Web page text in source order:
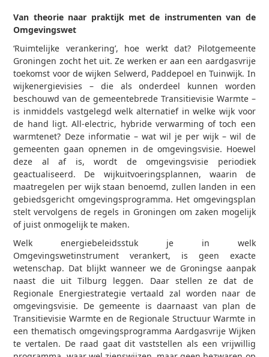
Van theorie naar praktijk met de instrumenten van de
Omgevingswet
‘Ruimtelijke verankering’, hoe werkt dat? Pilotgemeente
Groningen zocht het uit. Ze werken er aan een aardgasvrije
toekomst voor de wijken Selwerd, Paddepoel en Tuinwijk. In
wijkenergievisies – die als onderdeel kunnen worden
beschouwd van de gemeentebrede Transitievisie Warmte –
is inmiddels vastgelegd welk alternatief in welke wijk voor
de hand ligt. All-electric, hybride verwarming of toch een
warmtenet? Deze informatie – wat wil je per wijk – wil de
gemeenten gaan opnemen in de omgevingsvisie. Hoewel
deze al af is, wordt de omgevingsvisie periodiek
geactualiseerd. De wijkuitvoeringsplannen, waarin de
maatregelen per wijk staan benoemd, zullen landen in een
gebiedsgericht omgevingsprogramma. Het omgevingsplan
stelt vervolgens de regels in Groningen om zaken mogelijk
of juist onmogelijk te maken.
Welk energiebeleidsstuk je in welk
Omgevingswetinstrument verankert, is geen exacte
wetenschap. Dat blijkt wanneer we de Groningse aanpak
naast die uit Tilburg leggen. Daar stellen ze dat de
Regionale Energiestrategie vertaald zal worden naar de
omgevingsvisie. De gemeente is daarnaast van plan de
Transitievisie Warmte en de Regionale Structuur Warmte in
een thematisch omgevingsprogramma Aardgasvrije Wijken
te vertalen. De raad gaat dit vaststellen als een vrijwillig